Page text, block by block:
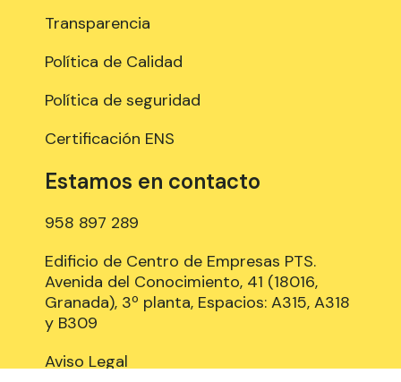
Transparencia
Política de Calidad
Política de seguridad
Certificación ENS
Estamos en contacto
958 897 289
Edificio de Centro de Empresas PTS.
Avenida del Conocimiento, 41 (18016,
Granada), 3º planta, Espacios: A315, A318
y B309
Aviso Legal